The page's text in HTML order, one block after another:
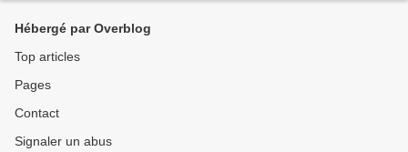
Hébergé par Overblog
Top articles
Pages
Contact
Signaler un abus